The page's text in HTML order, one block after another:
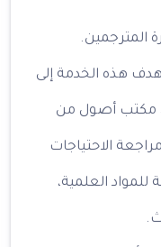
المترجمين.
هذه الخدمة إلى
مكتب أصول من
الاحتياجات
للمواد العلمية،